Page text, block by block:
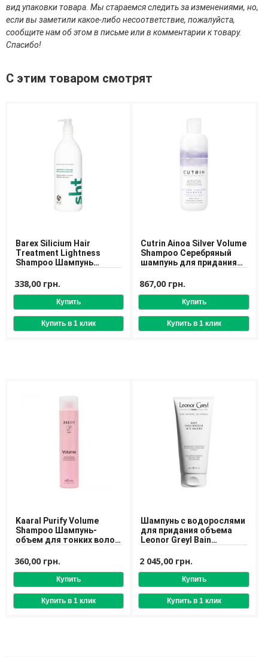
Средства для депиляции
Туалетная вода для тела
Уход для ног
Уход для рук
Уход для тела
Уход за мужскими волосами
О Магазине
Контакты
Отзывы
Доставка
Возврат товара
вид упаковки товара. Мы стараемся следить за изменениями, но,
если вы заметили какое-либо несоответствие, пожалуйста,
сообщите нам об этом в письме или в комментарии к товару.
Спасибо!
С этим товаром смотрят
Barex Silicium Hair
Treatment Lightness
Shampoo Шампунь
объема волос
338,00 грн.
Cutrin Ainoa Silver Volume
Shampoo Серебряный
шампунь для придания
867,00 грн.
Kaaral Purify Volume
Shampoo Шампунь-
объем для тонких волос
360,00 грн.
Шампунь с водорослями
для придания объема
Leonor Greyl Bain
200 ml
2 045,00 грн.